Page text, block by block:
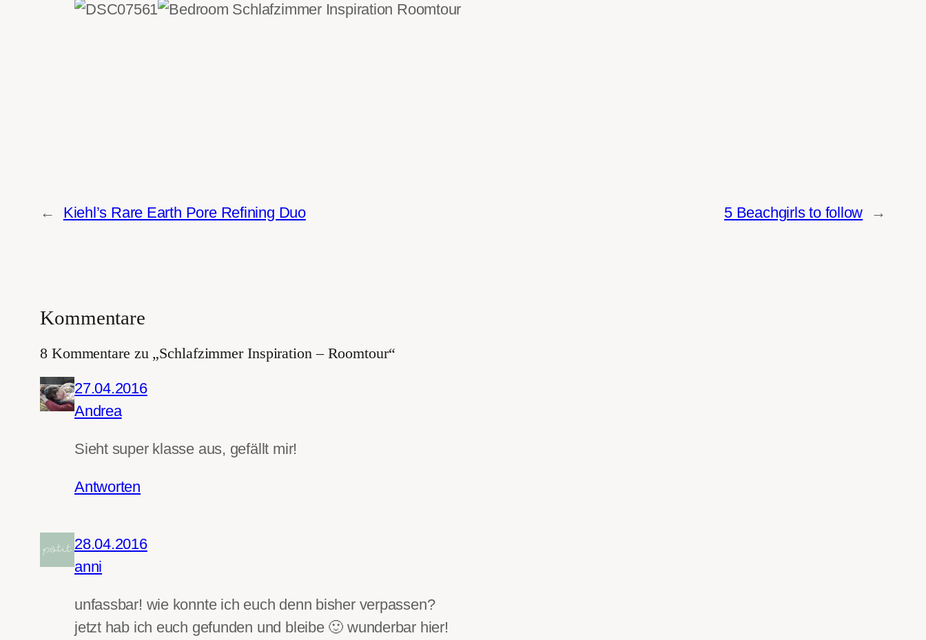
← Kiehl’s Rare Earth Pore Refining Duo 5 Beachgirls to follow →
Kommentare
8 Kommentare zu „Schlafzimmer Inspiration – Roomtour“
27.04.2016
Andrea
Sieht super klasse aus, gefällt mir!
Antworten
28.04.2016
anni
unfassbar! wie konnte ich euch denn bisher verpassen?
jetzt hab ich euch gefunden und bleibe 🙂 wunderbar hier!